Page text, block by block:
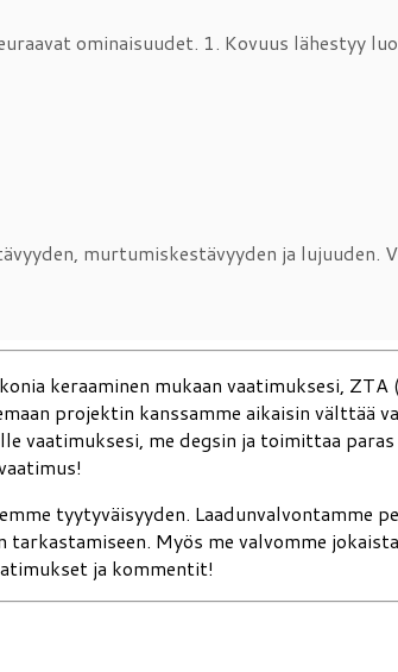
ominaisuudet. 1. Kovuus lähestyy
murtumiskestävyyden ja lujuuden.
keraaminen mukaan vaatimuksesi,
projektin kanssamme aikaisin välttää
vaatimuksesi, me degsin ja toimittaa
tyytyväisyyden. Laadunvalvontamme
Myös me valvomme
ja kommentit!